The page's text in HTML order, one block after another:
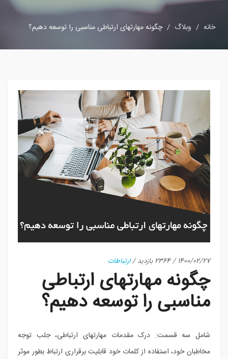
خانه وبلاگ چگونه مهارتهای ارتباطی مناسبی را توسعه دهیم؟
1400/02/27
/2364 بازدید /ارتباطات
چگونه مهارتهای ارتباطی
مناسبی را توسعه دهیم؟
شامل سه قسمت: درک مقدمات مهارتهای ارتباطی، جلب توجه
مخاطبان خود، استفاده از کلمات خود قابلیت برقراری ارتباط بطور موثر